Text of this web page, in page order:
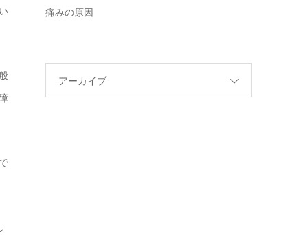
痛みの原因
アーカイブ